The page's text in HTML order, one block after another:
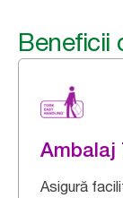
Beneficii
Ambalaj
Asigură